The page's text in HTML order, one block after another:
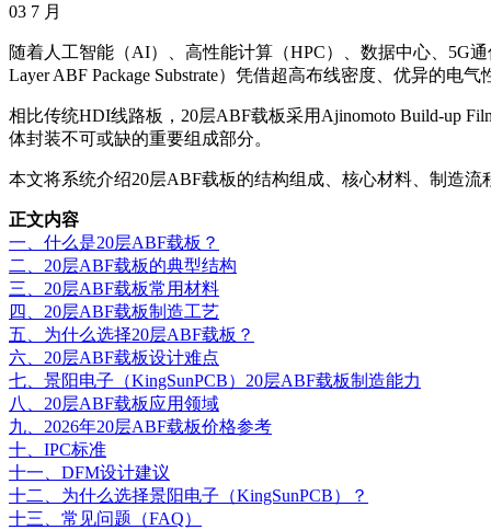
03 7 月
随着人工智能（AI）、高性能计算（HPC）、数据中心、5G
Layer ABF Package Substrate）凭借超高布线密度、优异的
相比传统HDI线路板，20层ABF载板采用Ajinomoto Build-up
体封装不可或缺的重要组成部分。
本文将系统介绍20层ABF载板的结构组成、核心材料、制造
正文内容
一、什么是20层ABF载板？
二、20层ABF载板的典型结构
三、20层ABF载板常用材料
四、20层ABF载板制造工艺
五、为什么选择20层ABF载板？
六、20层ABF载板设计难点
七、景阳电子（KingSunPCB）20层ABF载板制造能力
八、20层ABF载板应用领域
九、2026年20层ABF载板价格参考
十、IPC标准
十一、DFM设计建议
十二、为什么选择景阳电子（KingSunPCB）？
十三、常见问题（FAQ）